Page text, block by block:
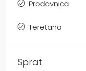
Prodavnica
Teretana
Sprat